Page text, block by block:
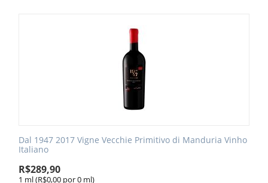
Dal 1947 2017 Vigne Vecchie Primitivo di Manduria Vinho
Italiano
R$289,90
1 ml (R$0,00 por 0 ml)